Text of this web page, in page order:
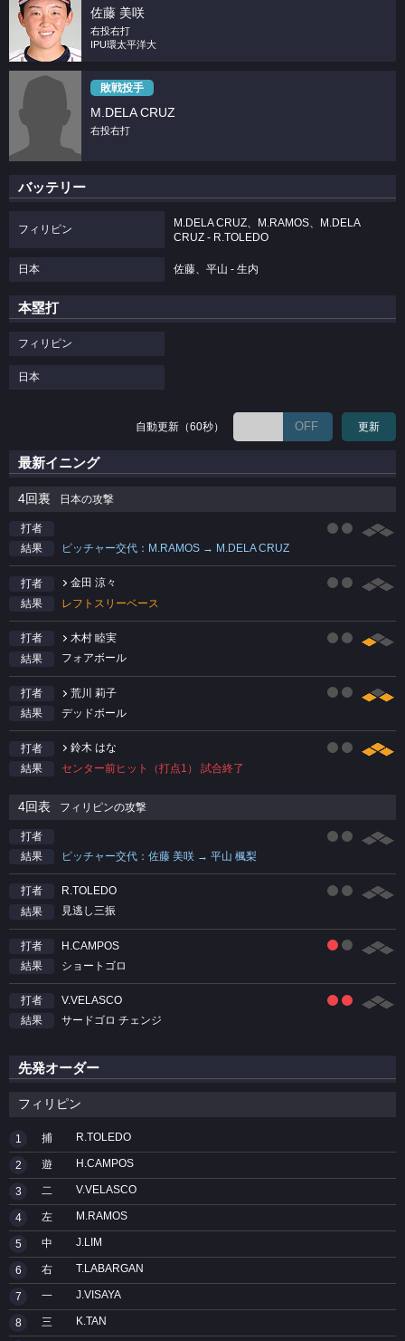
佐藤 美咲
右投右打
IPU環太平洋大
敗戦投手
M.DELA CRUZ
右投右打
バッテリー
フィリピン
M.DELA CRUZ、M.RAMOS、M.DELA
CRUZ - R.TOLEDO
日本 佐藤、平山 - 生内
本塁打
フィリピン
日本
自動更新（60秒） OFF 更新
最新イニング
4回裏 日本の攻撃
打者
結果
ピッチャー交代：M.RAMOS → M.DELA CRUZ
打者
金田 涼々
結果
レフトスリーベース
打者
木村 睦実
結果
フォアボール
打者
荒川 莉子
結果
デッドボール
打者
鈴木 はな
結果
センター前ヒット（打点1） 試合終了
4回表 フィリピンの攻撃
打者
結果
ピッチャー交代：佐藤 美咲 → 平山 楓梨
打者
R.TOLEDO
結果
見逃し三振
打者
H.CAMPOS
結果
ショートゴロ
打者
V.VELASCO
結果
サードゴロ チェンジ
先発オーダー
フィリピン
1 捕 R.TOLEDO
2 遊 H.CAMPOS
3 二 V.VELASCO
4 左 M.RAMOS
5 中 J.LIM
6 右 T.LABARGAN
7 一 J.VISAYA
8 三 K.TAN